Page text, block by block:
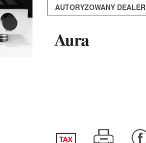
AUTORYZOWANY DEALER